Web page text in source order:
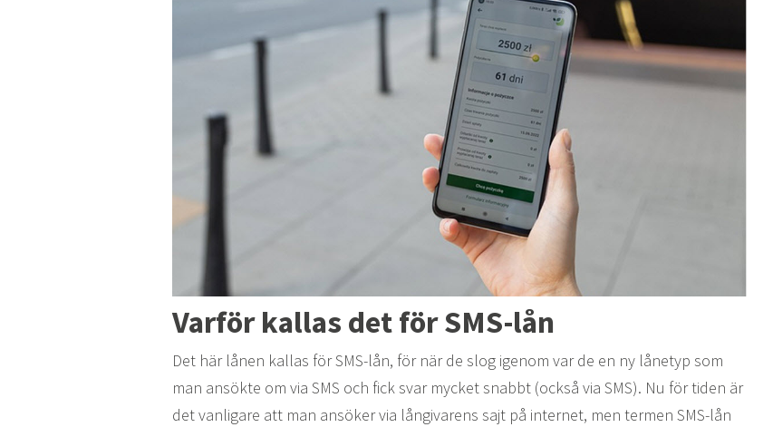
Varför kallas det för SMS-lån
Det här lånen kallas för SMS-lån, för när de slog igenom var de en ny lånetyp som
man ansökte om via SMS och fick svar mycket snabbt (också via SMS). Nu för tiden är
det vanligare att man ansöker via långivarens sajt på internet, men termen SMS-lån